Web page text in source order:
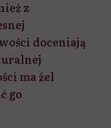
z
doceniają
ma żel
go